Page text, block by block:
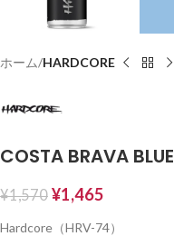
ホーム HARDCORE
COSTA BRAVA BLUE
¥1,570 ¥1,465
Hardcore（HRV-74）